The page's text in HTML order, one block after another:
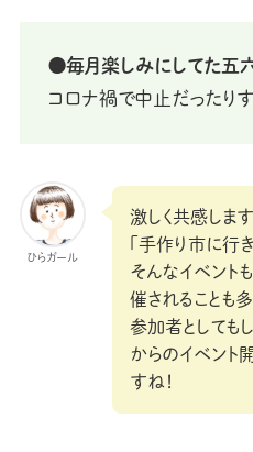
⚫毎月楽しみにしてた五
コロナ禍で中止だったりす
ひらガール
激しく共感しま
「手作り市に行き
そんなイベント
催されることも
参加者としても
からのイベント
すね！